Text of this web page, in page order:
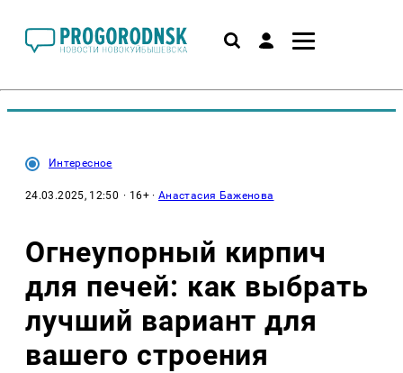
Интересное
24.03.2025, 12:50 · 16+ ·Анастасия Баженова
Огнеупорный кирпич
для печей: как выбрать
лучший вариант для
вашего строения